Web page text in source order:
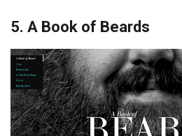
5. A Book of Beards